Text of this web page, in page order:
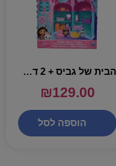
הבית של גביס + 2 דמויות ואביזרים – גביס דול האוס
₪129.00
הוספה לסל